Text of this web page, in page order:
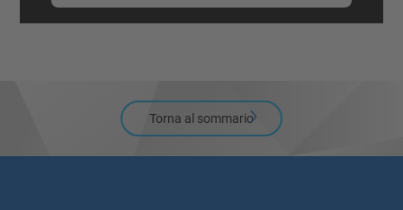
Accetta
Torna al sommario